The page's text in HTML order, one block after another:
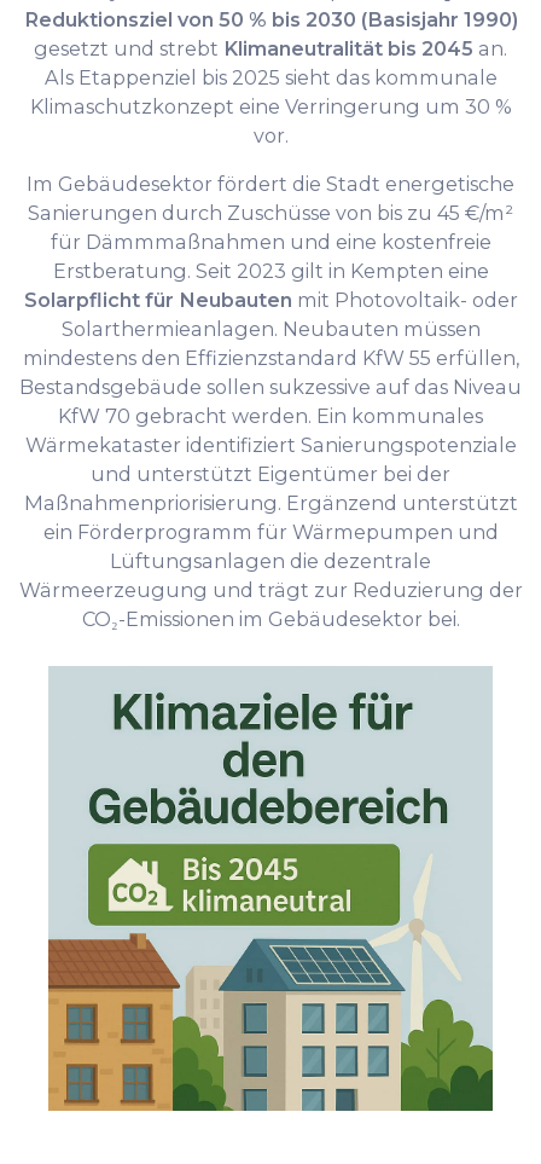
Reduktionsziel von 50 % bis 2030 (Basisjahr 1990)
gesetzt und strebt Klimaneutralität bis 2045 an.
Als Etappenziel bis 2025 sieht das kommunale
Klimaschutzkonzept eine Verringerung um 30 %
vor.
Im Gebäudesektor fördert die Stadt energetische
Sanierungen durch Zuschüsse von bis zu 45 €/m²
für Dämmmaßnahmen und eine kostenfreie
Erstberatung. Seit 2023 gilt in Kempten eine
Solarpflicht für Neubauten mit Photovoltaik- oder
Solarthermieanlagen. Neubauten müssen
mindestens den Effizienzstandard KfW 55 erfüllen,
Bestandsgebäude sollen sukzessive auf das Niveau
KfW 70 gebracht werden. Ein kommunales
Wärmekataster identifiziert Sanierungspotenziale
und unterstützt Eigentümer bei der
Maßnahmenpriorisierung. Ergänzend unterstützt
ein Förderprogramm für Wärmepumpen und
Lüftungsanlagen die dezentrale
Wärmeerzeugung und trägt zur Reduzierung der
CO₂-Emissionen im Gebäudesektor bei.